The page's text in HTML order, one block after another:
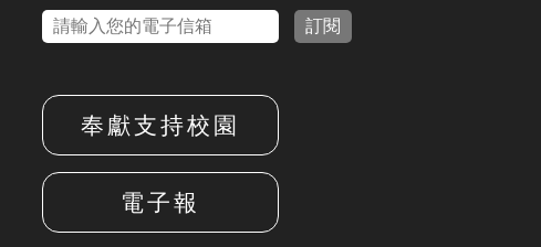
訂閱
奉獻支持校園
電子報